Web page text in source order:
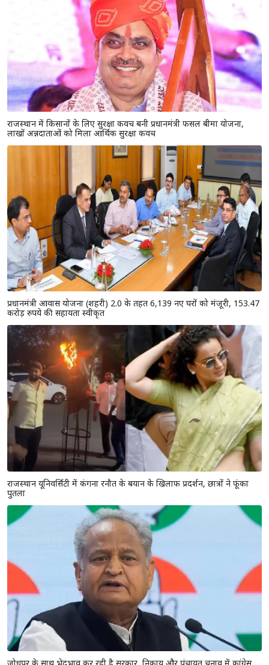
राजस्थान में किसानों के लिए सुरक्षा कवच बनी प्रधानमंत्री फसल बीमा योजना,
लाखों अन्नदाताओं को मिला आर्थिक सुरक्षा कवच
प्रधानमंत्री आवास योजना (शहरी) 2.0 के तहत 6,139 नए घरों को मंजूरी, 153.47
करोड़ रुपये की सहायता स्वीकृत
राजस्थान यूनिवर्सिटी में कंगना रनौत के बयान के खिलाफ प्रदर्शन, छात्रों ने फूंका
पुतला